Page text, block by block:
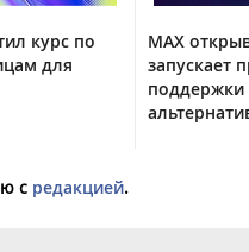
курс по
для
MAX
запускает
поддержки
с редакцией.